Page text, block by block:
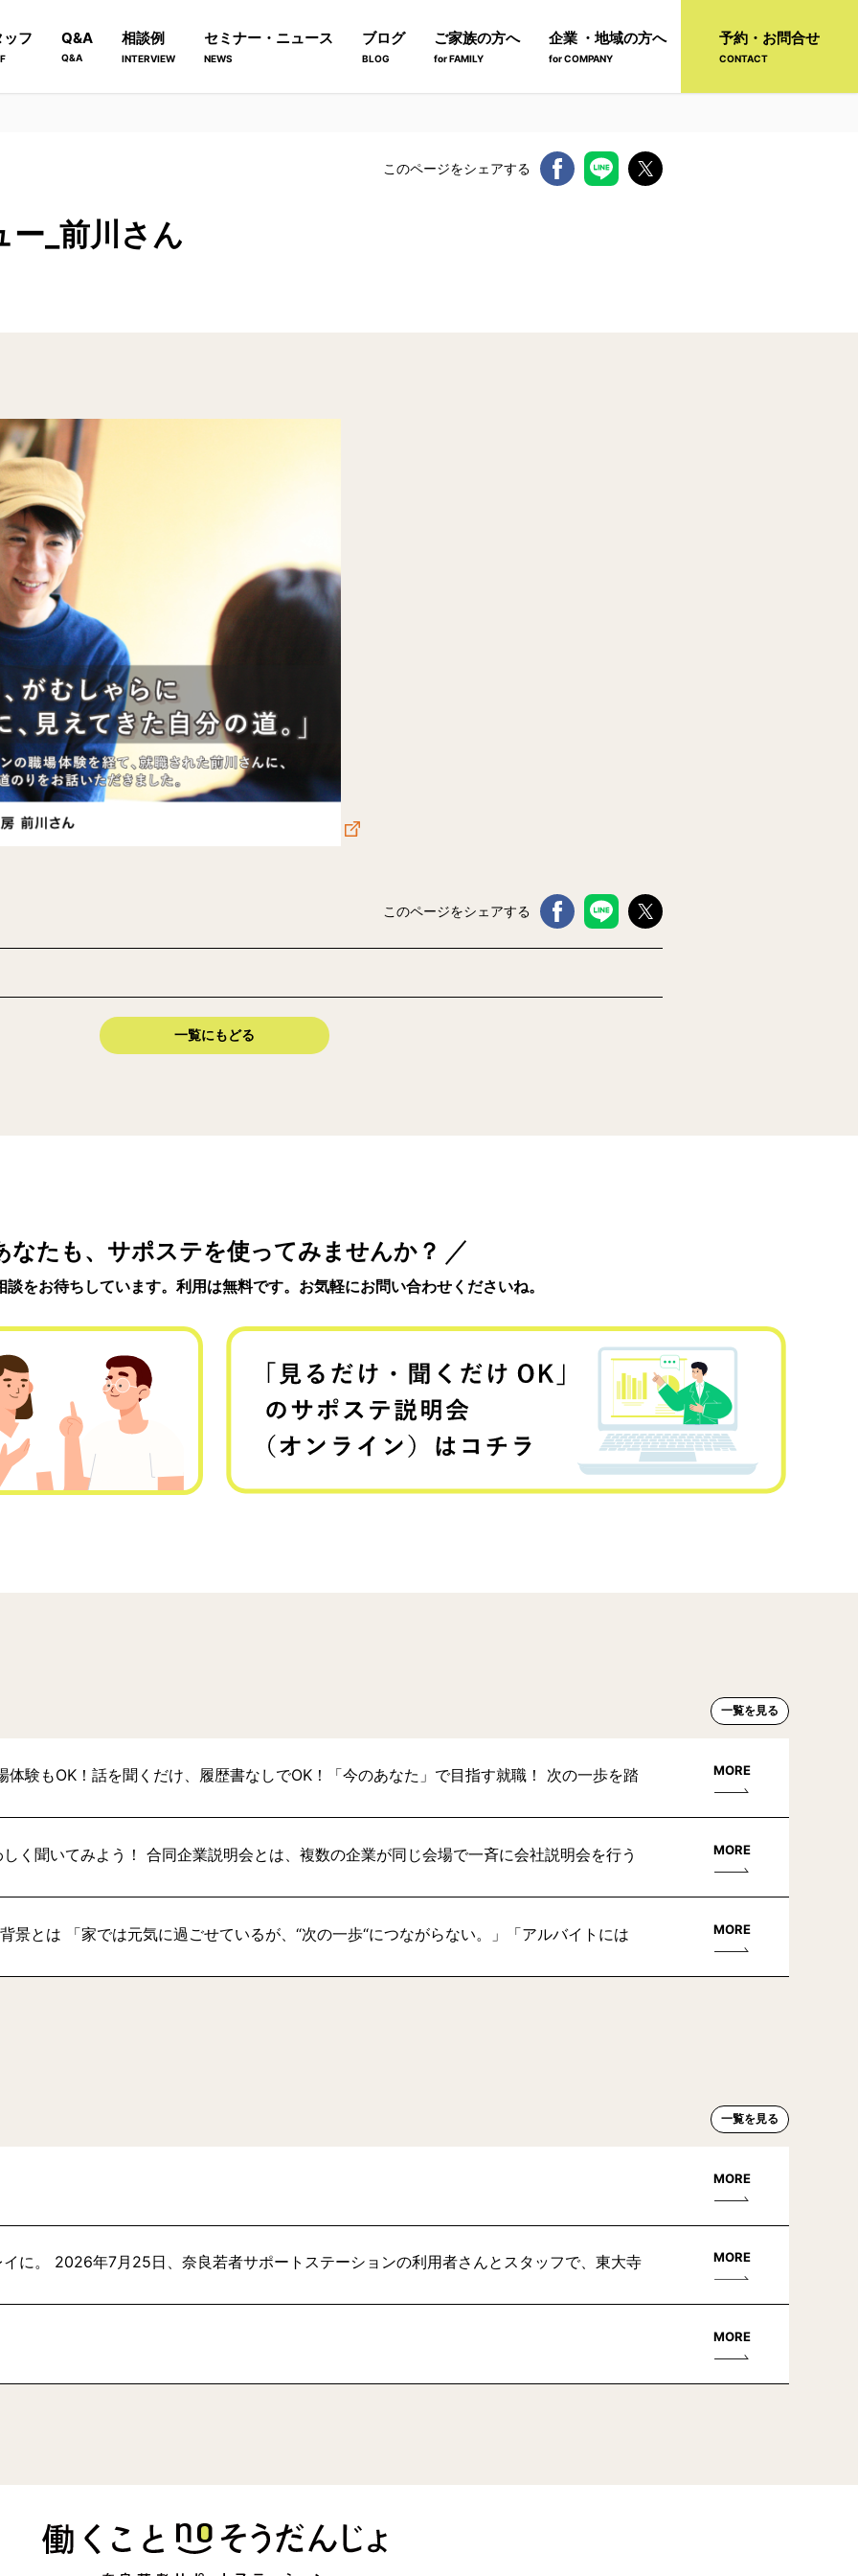
ッフ Q&A
Q&A
相談例
INTERVIEW
セミナー・ニュース
NEWS
ブログ
BLOG
ご家族の方へ
for FAMILY
企業 ・地域の方へ
for COMPANY
予約・お問合せ
CONTACT
このページをシェアする
ー_前川さん
このページをシェアする
一覧にもどる
なたも、サポステを使ってみませんか？
をお待ちしています。利用は無料です。お気軽にお問い合わせくださいね。
一覧を見る
体験もOK！話を聞くだけ、履歴書なしでOK！「今のあなた」で目指す就職！ 次の一歩を踏
MORE
く聞いてみよう！ 合同企業説明会とは、複数の企業が同じ会場で一斉に会社説明会を行う
MORE
景とは 「家では元気に過ごせているが、“次の一歩“につながらない。」「アルバイトには
MORE
一覧を見る
MORE
に。 2026年7月25日、奈良若者サポートステーションの利用者さんとスタッフで、東大寺
MORE
MORE